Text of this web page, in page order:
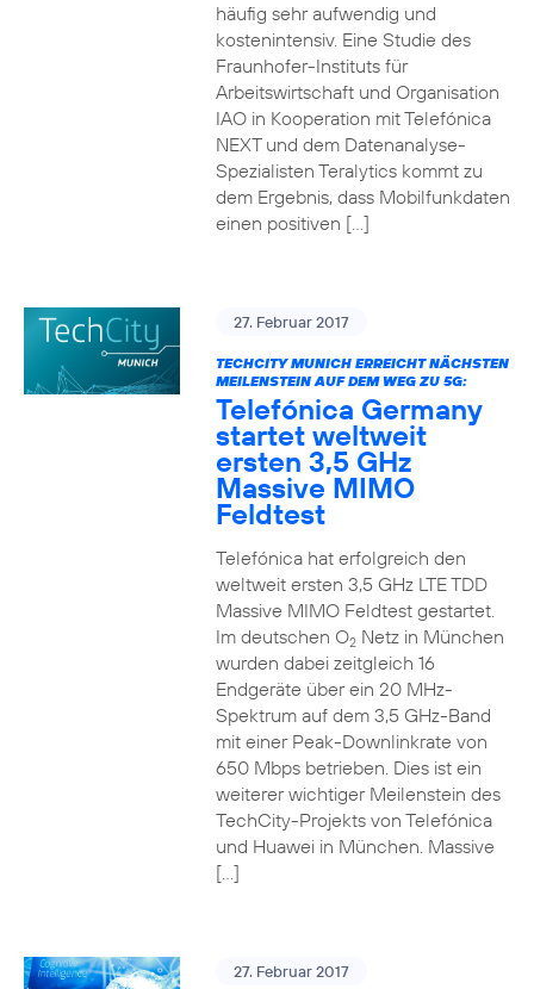
häufig sehr aufwendig und
kostenintensiv. Eine Studie des
Fraunhofer-Instituts für
Arbeitswirtschaft und Organisation
IAO in Kooperation mit Telefónica
NEXT und dem Datenanalyse-
Spezialisten Teralytics kommt zu
dem Ergebnis, dass Mobilfunkdaten
einen positiven […]
27. Februar 2017
TECHCITY MUNICH ERREICHT NÄCHSTEN
MEILENSTEIN AUF DEM WEG ZU 5G:
Telefónica Germany
startet weltweit
ersten 3,5 GHz
Massive MIMO
Feldtest
Telefónica hat erfolgreich den
weltweit ersten 3,5 GHz LTE TDD
Massive MIMO Feldtest gestartet.
Im deutschen O2Netz in München
wurden dabei zeitgleich 16
Endgeräte über ein 20 MHz-
Spektrum auf dem 3,5 GHz-Band
mit einer Peak-Downlinkrate von
650 Mbps betrieben. Dies ist ein
weiterer wichtiger Meilenstein des
TechCity-Projekts von Telefónica
und Huawei in München. Massive
[…]
27. Februar 2017